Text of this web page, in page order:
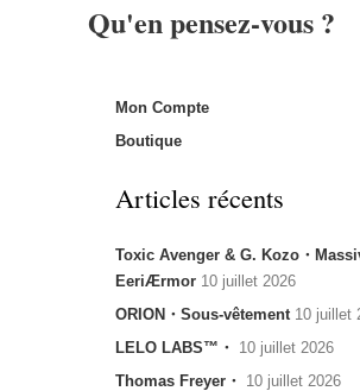
Qu'en pensez-vous ?
Mon Compte
Boutique
Articles récents
Toxic Avenger & G. Kozo・
EeriÆrmor 10 juillet 2026
ORION・Sous-vêtement 10 juillet
LELO LABS™・ 10 juillet 2026
Thomas Freyer・ 10 juillet 2026